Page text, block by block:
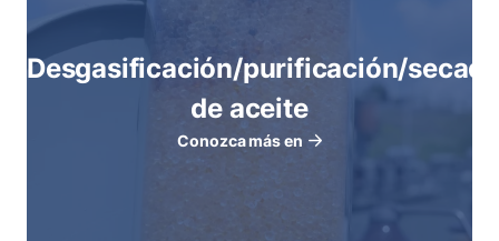
Desgasificación/purificación/
de aceite
Conozca más en